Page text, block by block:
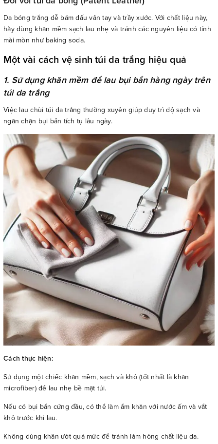
Da bóng trắng dễ bám dấu vân tay và trầy xước. Với chất liệu này,
hãy dùng khăn mềm sạch lau nhẹ và tránh các nguyên liệu có tính
mài mòn như baking soda.
Một vài cách vệ sinh túi da trắng hiệu quả
1. Sử dụng khăn mềm để lau bụi bẩn hàng ngày trên
túi da trắng
Việc lau chùi túi da trắng thường xuyên giúp duy trì độ sạch và
ngăn chặn bụi bẩn tích tụ lâu ngày.
Cách thực hiện:
Sử dụng một chiếc khăn mềm, sạch và khô (tốt nhất là khăn
microfiber) để lau nhẹ bề mặt túi.
Nếu có bụi bẩn cứng đầu, có thể làm ẩm khăn với nước ấm và vắt
khô trước khi lau.
Không dùng khăn ướt quá mức để tránh làm hỏng chất liệu da.